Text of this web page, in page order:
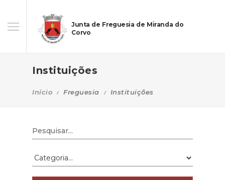
Junta de Freguesia de Miranda do
Corvo
Instituições
Início Freguesia Instituições